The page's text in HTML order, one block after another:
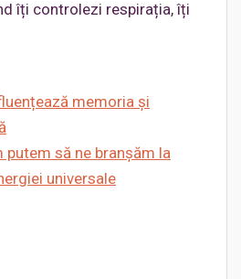
îți controlezi respirația, îți
memoria și
putem să ne branşăm la
universale